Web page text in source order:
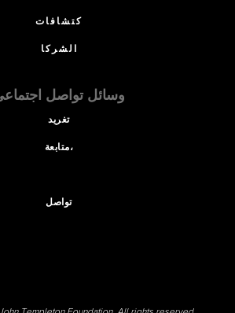
كتشافات
الشركا
وسائل تواصل
تغريد
متابعة،
تواصل